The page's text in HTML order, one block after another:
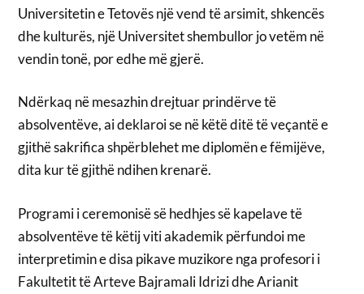
Universitetin e Tetovës një vend të arsimit, shkencës
dhe kulturës, një Universitet shembullor jo vetëm në
vendin tonë, por edhe më gjerë.
Ndërkaq në mesazhin drejtuar prindërve të
absolventëve, ai deklaroi se në këtë ditë të veçantë e
gjithë sakrifica shpërblehet me diplomën e fëmijëve,
dita kur të gjithë ndihen krenarë.
Programi i ceremonisë së hedhjes së kapelave të
absolventëve të këtij viti akademik përfundoi me
interpretimin e disa pikave muzikore nga profesori i
Fakultetit të Arteve Bajramali Idrizi dhe Arianit